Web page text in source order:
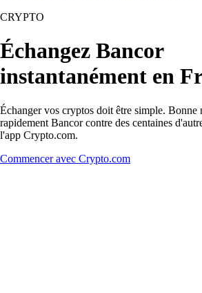
CRYPTO
Échangez Bancor
instantanément en
Échanger vos cryptos doit être simple. Bonne
rapidement Bancor contre des centaines
l'app Crypto.com.
Commencer avec Crypto.com